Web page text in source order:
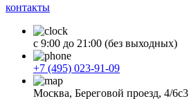
контакты
с 9:00 до 21:00 (без выходных)
+7 (495) 023-91-09
Москва, Береговой проезд, 4/6с3